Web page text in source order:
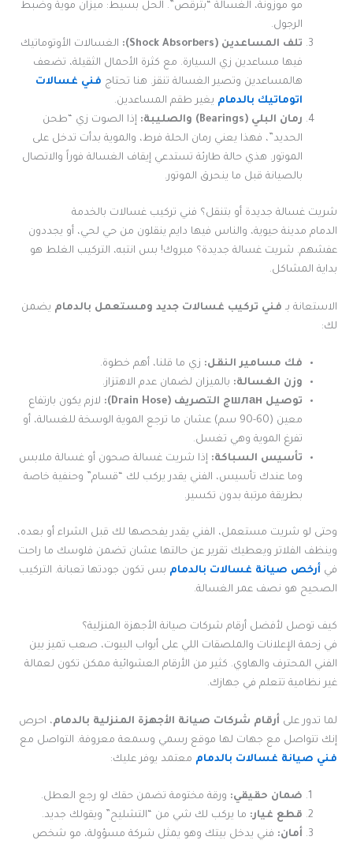
مو موزونة، الغسالة “بترقص”. الحل بسيط: ميزان موية وضبط
الرجول.
تلف المساعدين (Shock Absorbers):
الغسالات الأوتوماتيك
فيها مساعدين زي السيارة. مع كثرة الأحمال الثقيلة، تضعف
هالمساعدين وتصير الغسالة تنقز. هنا تحتاج فني غسالات
اتوماتيك بالدمام يغير طقم المساعدين.
رمان البلي (Bearings) والصليبة:
إذا الصوت زي “طحن
الحديد”، فهذا يعني رمان الحلة فرط، والموية بدأت تدخل على
الموتور. هذي حالة طارئة تستدعي إيقاف الغسالة فوراً والاتصال
بالصيانة قبل ما ينحرق الموتور.
شريت غسالة جديدة أو بتنقل؟ فني تركيب غسالات بالخدمة
الدمام مدينة حيوية، والناس فيها دايم ينقلون من حي لحي، أو يجددون
عفشهم. شريت غسالة جديدة؟ مبروك! بس انتبه، التركيب الغلط هو
بداية المشاكل.
الاستعانة بـ فني تركيب غسالات جديد ومستعمل بالدمام يضمن
لك:
فك مسامير النقل: زي ما قلنا، أهم خطوة.
وزن الغسالة: بالميزان لضمان عدم الاهتزاز.
توصيل шланج التصريف (Drain Hose):
لازم يكون بارتفاع
معين (60-90 سم) عشان ما ترجع الموية الوسخة للغسالة، أو
تفرغ الموية وهي تغسل.
تأسيس السباكة: إذا شريت غسالة صحون أو غسالة ملابس
وما عندك تأسيس، الفني يقدر يركب لك “قسام” وحنفية خاصة
بطريقة مرتبة بدون تكسير.
وحتى لو شريت مستعمل، الفني يقدر يفحصها لك قبل الشراء أو بعده،
وينظف الفلاتر ويعطيك تقرير عن حالتها عشان تضمن فلوسك ما راحت
في أرخص صيانة غسالات بالدمام بس تكون جودتها تعبانة. التركيب
الصحيح هو نصف عمر الغسالة.
كيف توصل لأفضل أرقام شركات صيانة الأجهزة المنزلية؟
في زحمة الإعلانات والملصقات اللي على أبواب البيوت، صعب تميز بين
الفني المحترف والهاوي. كثير من الأرقام العشوائية ممكن تكون لعمالة
غير نظامية تتعلم في جهازك.
لما تدور على أرقام شركات صيانة الأجهزة المنزلية بالدمام، احرص
إنك تتواصل مع جهات لها موقع رسمي وسمعة معروفة. التواصل مع
فني صيانة غسالات بالدمام معتمد يوفر عليك:
ضمان حقيقي: ورقة مختومة تضمن حقك لو رجع العطل.
قطع غيار: ما يركب لك شي من “التشليح” ويقولك جديد.
أمان: فني يدخل بيتك وهو يمثل شركة مسؤولة، مو شخص